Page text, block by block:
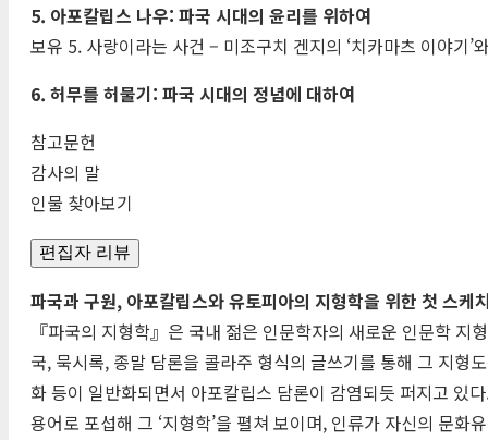
5. 아포칼립스 나우: 파국 시대의 윤리를 위하여
보유 5. 사랑이라는 사건 – 미조구치 겐지의 ‘치카마츠 이야기’
6. 허무를 허물기: 파국 시대의 정념에 대하여
참고문헌
감사의 말
인물 찾아보기
편집자 리뷰
파국과 구원, 아포칼립스와 유토피아의 지형학을 위한 첫 스케
『파국의 지형학』은 국내 젊은 인문학자의 새로운 인문학
국, 묵시록, 종말 담론을 콜라주 형식의 글쓰기를 통해 그 지형
화 등이 일반화되면서 아포칼립스 담론이 감염되듯 퍼지고 있
용어로 포섭해 그 ‘지형학’을 펼쳐 보이며, 인류가 자신의 문